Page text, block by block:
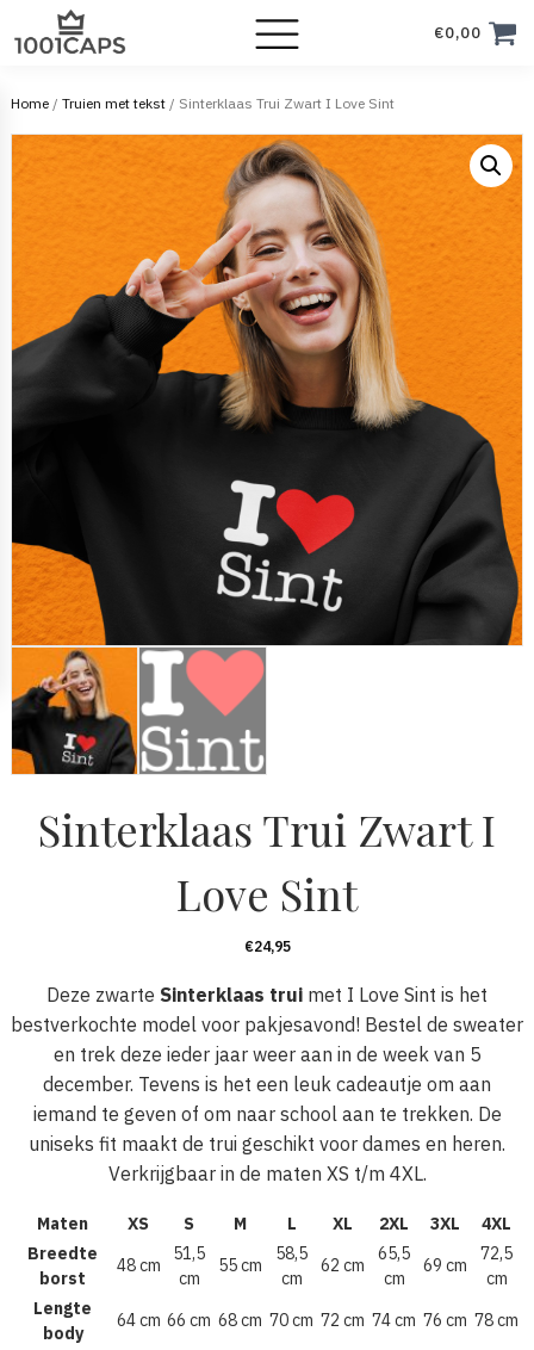
€0,00
Home/ Truien met tekst/ Sinterklaas Trui Zwart I Love Sint
Sinterklaas Trui Zwart I
Love Sint
€24,95
Deze zwarte Sinterklaas trui met I Love Sint is het
bestverkochte model voor pakjesavond! Bestel de sweater
en trek deze ieder jaar weer aan in de week van 5
december. Tevens is het een leuk cadeautje om aan
iemand te geven of om naar school aan te trekken. De
uniseks fit maakt de trui geschikt voor dames en heren.
Verkrijgbaar in de maten XS t/m 4XL.
Maten XS S M L XL 2XL 3XL
4XL
Breedte
borst
48 cm
51,5
cm
55 cm
58,5
cm
62 cm
65,5
cm
69 cm
72,5
cm
Lengte
body
64 cm 66 cm 68 cm 70 cm 72 cm 74 cm 76 cm 78 cm